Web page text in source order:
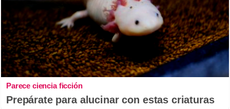
Parece ciencia ficción
Prepárate para alucinar con estas criaturas